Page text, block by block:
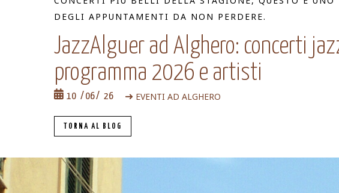
DEGLI APPUNTAMENTI DA NON PERDERE.
JazzAlguer ad Alghero: concerti
programma 2026 e artisti
10 06 26 EVENTI AD ALGHERO
TORNA AL BLOG